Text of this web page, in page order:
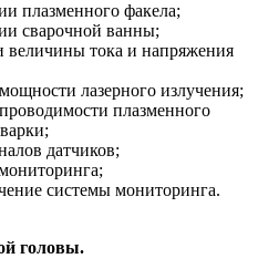
плазменного факела;
сварочной ванны;
величины тока и напряжения
лазерного излучения;
плазменного
датчиков;
системы мониторинга.
головы.